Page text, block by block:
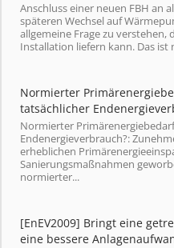
Anschluss einer neuen FBH an
späteren Wechsel auf
allgemeine Frage zu verstehen,
Installation liefern kann. Das ist
Normierter
tatsächlicher
Normierter
Endenergieverbrauch?:
erheblichen
Sanierungsmaßnahmen
normierter...
[EnEV2009] Bringt eine
eine bessere